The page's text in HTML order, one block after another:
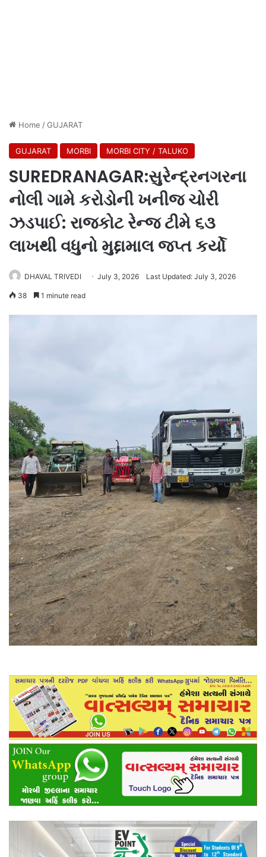
Home /GUJARAT
GUJARAT MORBI MORBI CITY / TALUKO
SUREDRANAGAR:સુરેન્દ્રનગરના
નોલી ગામે કરોડોની ખનીજ ચોરી
ઝડપાઈ: રાજકોટ રેન્જ ટીમે ૬૩
લાખથી વધુનો મુદ્દામાલ જપ્ત કર્યો
DHAVAL TRIVEDI July 3, 2026 Last Updated: July 3, 2026
38 1 minute read